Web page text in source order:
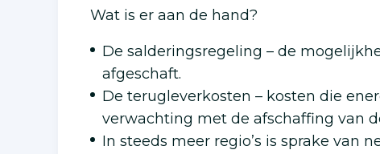
Wat is er aan de hand?
De salderingsregeling – de
afgeschaft.
De terugleverkosten – kosten die
verwachting met de afschaffing van
In steeds meer regio’s is sprake van